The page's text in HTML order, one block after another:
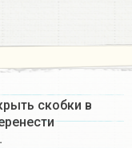
скобки в